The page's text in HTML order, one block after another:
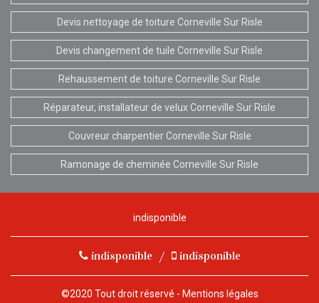
Devis nettoyage de toiture Corneville Sur Risle
Devis changement de tuile Corneville Sur Risle
Rehaussement de toiture Corneville Sur Risle
Réparateur, installateur de velux Corneville Sur Risle
Couvreur charpentier Corneville Sur Risle
Ramonage de cheminée Corneville Sur Risle
indisponible
indisponible / indisponible
©2020 Tout droit réservé - Mentions légales